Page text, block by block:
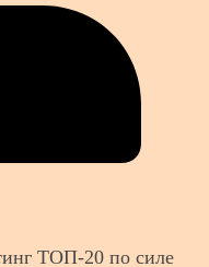
ТОП-20 по силе